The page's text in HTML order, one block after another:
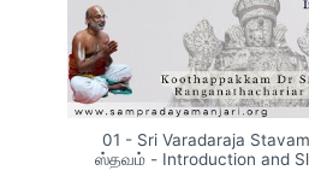
01 - Sri Varadaraja
ஸ்தவம் - Introduction and